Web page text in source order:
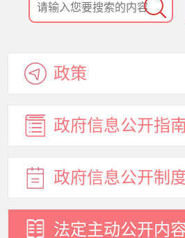
政策
政府信息公开指
政府信息公开制
法定主动公开内